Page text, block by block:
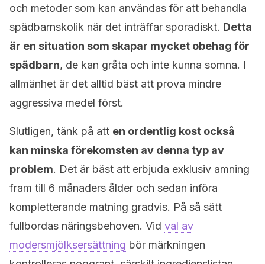
och metoder som kan användas för att behandla
spädbarnskolik när det inträffar sporadiskt. Detta
är en situation som skapar mycket obehag för
spädbarn, de kan gråta och inte kunna somna. I
allmänhet är det alltid bäst att prova mindre
aggressiva medel först.
Slutligen, tänk på att en ordentlig kost också
kan minska förekomsten av denna typ av
problem. Det är bäst att erbjuda exklusiv amning
fram till 6 månaders ålder och sedan införa
kompletterande matning gradvis. På så sätt
fullbordas näringsbehoven. Vid val av
modersmjölksersättning bör märkningen